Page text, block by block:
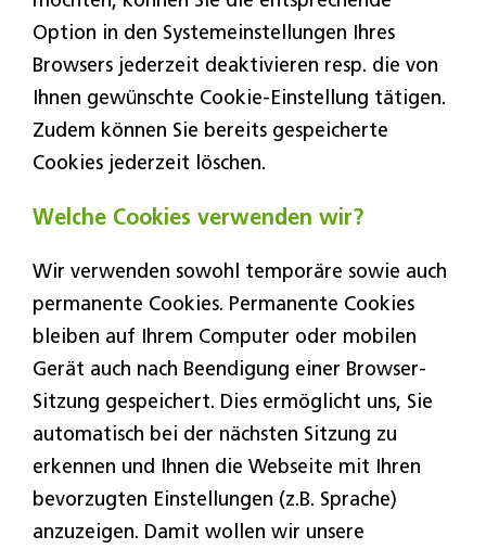
Option in den Systemeinstellungen Ihres
Browsers jederzeit deaktivieren resp. die von
Ihnen gewünschte Cookie-Einstellung tätigen.
Zudem können Sie bereits gespeicherte
Cookies jederzeit löschen.
Welche Cookies verwenden wir?
Wir verwenden sowohl temporäre sowie auch
permanente Cookies. Permanente Cookies
bleiben auf Ihrem Computer oder mobilen
Gerät auch nach Beendigung einer Browser-
Sitzung gespeichert. Dies ermöglicht uns, Sie
automatisch bei der nächsten Sitzung zu
erkennen und Ihnen die Webseite mit Ihren
bevorzugten Einstellungen (z.B. Sprache)
anzuzeigen. Damit wollen wir unsere